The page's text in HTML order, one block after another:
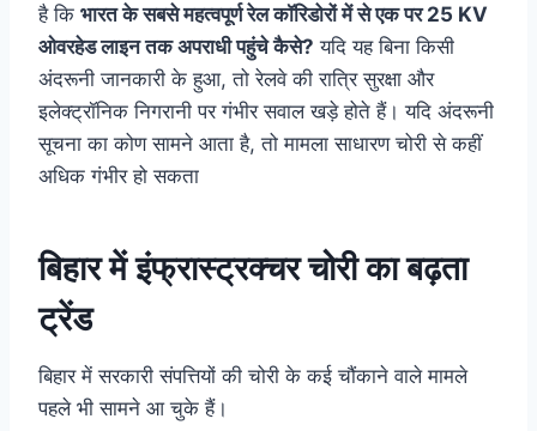
है कि भारत के सबसे महत्वपूर्ण रेल कॉरिडोरों में से एक पर 25 KV
ओवरहेड लाइन तक अपराधी पहुंचे कैसे? यदि यह बिना किसी
अंदरूनी जानकारी के हुआ, तो रेलवे की रात्रि सुरक्षा और
इलेक्ट्रॉनिक निगरानी पर गंभीर सवाल खड़े होते हैं। यदि अंदरूनी
सूचना का कोण सामने आता है, तो मामला साधारण चोरी से कहीं
अधिक गंभीर हो सकता
बिहार में इंफ्रास्ट्रक्चर चोरी का बढ़ता
ट्रेंड
बिहार में सरकारी संपत्तियों की चोरी के कई चौंकाने वाले मामले
पहले भी सामने आ चुके हैं।